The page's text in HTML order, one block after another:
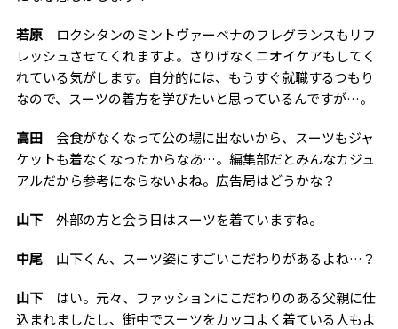
若原ロクシタンのミントヴァーベナのフレグランスもリフ
レッシュさせてくれますよ。さりげなくニオイケアもしてく
れている気がします。自分的には、もうすぐ就職するつもり
なので、スーツの着方を学びたいと思っているんですが…。
高田会食がなくなって公の場に出ないから、スーツもジャ
ケットも着なくなったからなあ…。編集部だとみんなカジュ
アルだから参考にならないよね。広告局はどうかな？
山下外部の方と会う日はスーツを着ていますね。
中尾山下くん、スーツ姿にすごいこだわりがあるよね…？
山下はい。元々、ファッションにこだわりのある父親に仕
込まれましたし、街中でスーツをカッコよく着ている人もよ